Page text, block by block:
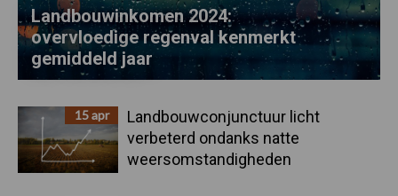
Landbouwinkomen 2024:
overvloedige regenval kenmerkt
gemiddeld jaar
15 apr
Landbouwconjunctuur licht
verbeterd ondanks natte
weersomstandigheden